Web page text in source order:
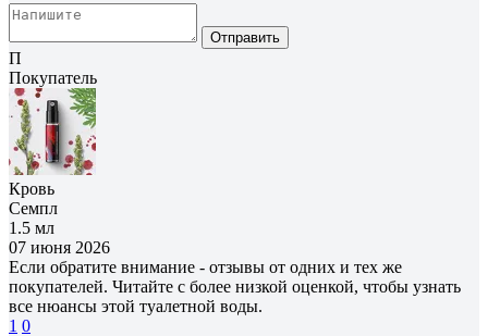
Отправить
П
Покупатель
Кровь
Семпл
1.5 мл
07 июня 2026
Если обратите внимание - отзывы от одних и тех же
покупателей. Читайте с более низкой оценкой, чтобы узнать
все нюансы этой туалетной воды.
1 0